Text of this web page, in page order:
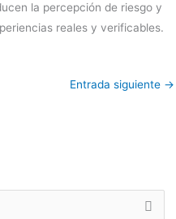
la percepción de riesgo y
reales y verificables.
Entrada siguiente →